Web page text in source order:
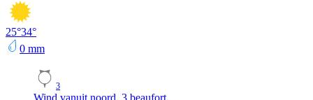
25°34°
0 mm
3